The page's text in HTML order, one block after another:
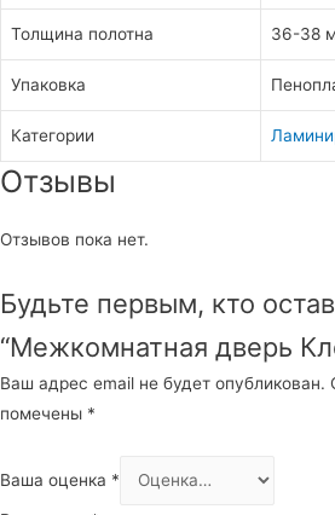
Толщина полотна 36-38
Упаковка
Категории
Отзывы
Отзывов пока нет.
Будьте первым, кто
“Межкомнатная дверь
Ваш адрес email не будет опубликован.
помечены *
Ваша оценка *